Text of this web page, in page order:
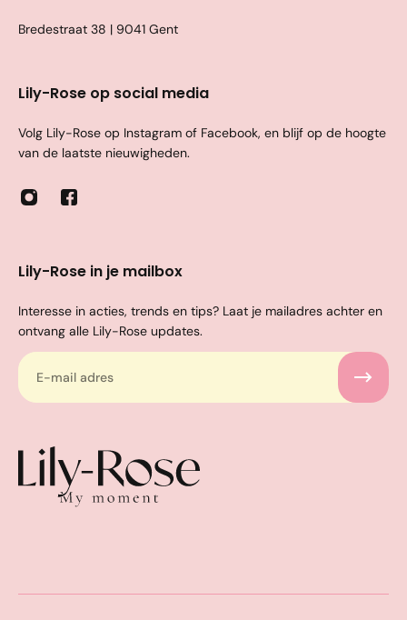
Bredestraat 38 | 9041 Gent
Lily-Rose op social media
Volg Lily-Rose op Instagram of Facebook, en blijf op de hoogte
van de laatste nieuwigheden.
Lily-Rose in je mailbox
Interesse in acties, trends en tips? Laat je mailadres achter en
ontvang alle Lily-Rose updates.